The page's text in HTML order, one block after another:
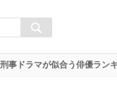
刑事ドラマが似合う俳優ラン